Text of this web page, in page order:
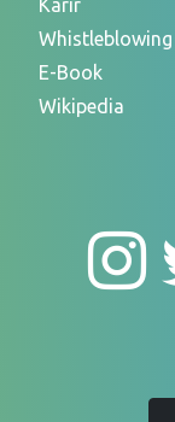
Karir
Whistleblowing
E-Book
Wikipedia